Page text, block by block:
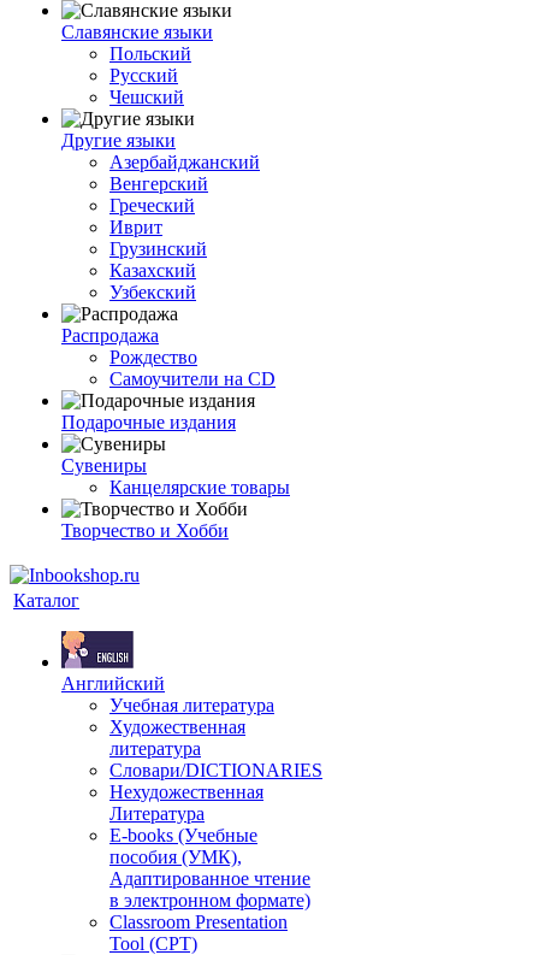
Славянские языки
Польский
Русский
Чешский
Другие языки
Азербайджанский
Венгерский
Греческий
Иврит
Грузинский
Казахский
Узбекский
Распродажа
Рождество
Самоучители на CD
Подарочные издания
Сувениры
Канцелярские товары
Творчество и Хобби
Каталог
Английский
Учебная литература
Художественная
литература
Словари/DICTIONARIES
Нехудожественная
Литература
E-books (Учебные
пособия (УМК),
Адаптированное чтение
в электронном формате)
Classroom Presentation
Tool (CPT)